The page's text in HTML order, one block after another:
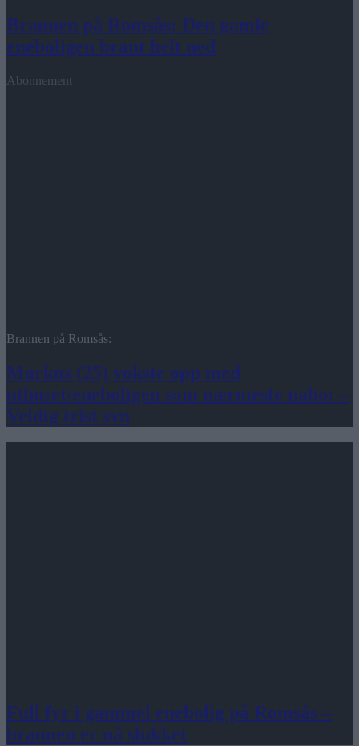
Brannen på Romsås: Den gamle
eneboligen brant helt ned
Abonnement
Brannen på Romsås:
Markus (25) vokste opp med
uthuset/eneboligen som nærmeste nabo: –
Veldig trist syn
Full fyr i gammel enebolig på Romsås –
brannen er nå slukket